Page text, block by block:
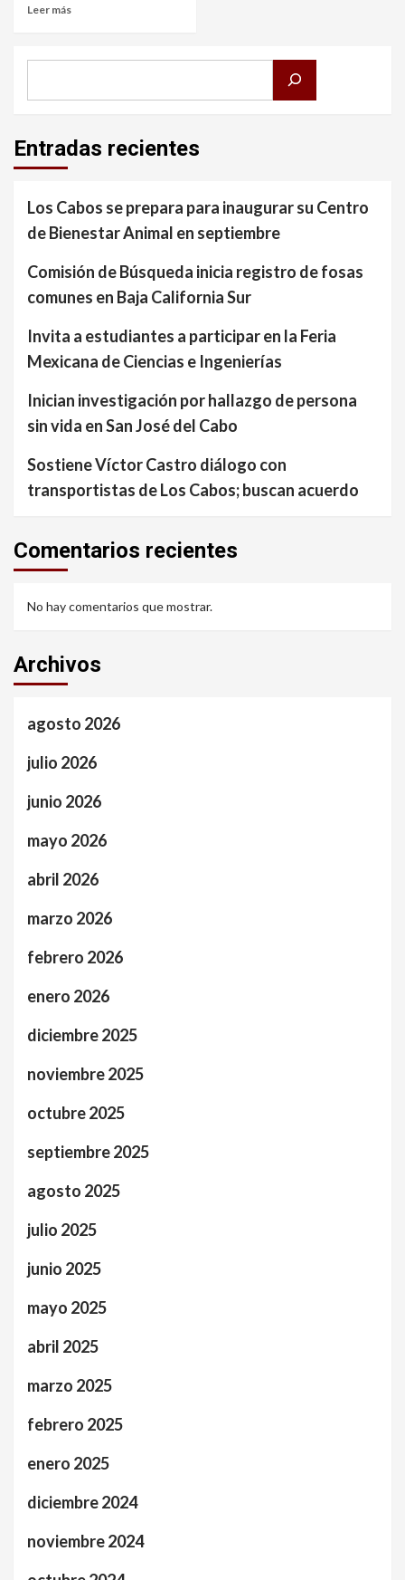
Leer más
Entradas recientes
Los Cabos se prepara para inaugurar su Centro
de Bienestar Animal en septiembre
Comisión de Búsqueda inicia registro de fosas
comunes en Baja California Sur
Invita a estudiantes a participar en la Feria
Mexicana de Ciencias e Ingenierías
Inician investigación por hallazgo de persona
sin vida en San José del Cabo
Sostiene Víctor Castro diálogo con
transportistas de Los Cabos; buscan acuerdo
Comentarios recientes
No hay comentarios que mostrar.
Archivos
agosto 2026
julio 2026
junio 2026
mayo 2026
abril 2026
marzo 2026
febrero 2026
enero 2026
diciembre 2025
noviembre 2025
octubre 2025
septiembre 2025
agosto 2025
julio 2025
junio 2025
mayo 2025
abril 2025
marzo 2025
febrero 2025
enero 2025
diciembre 2024
noviembre 2024